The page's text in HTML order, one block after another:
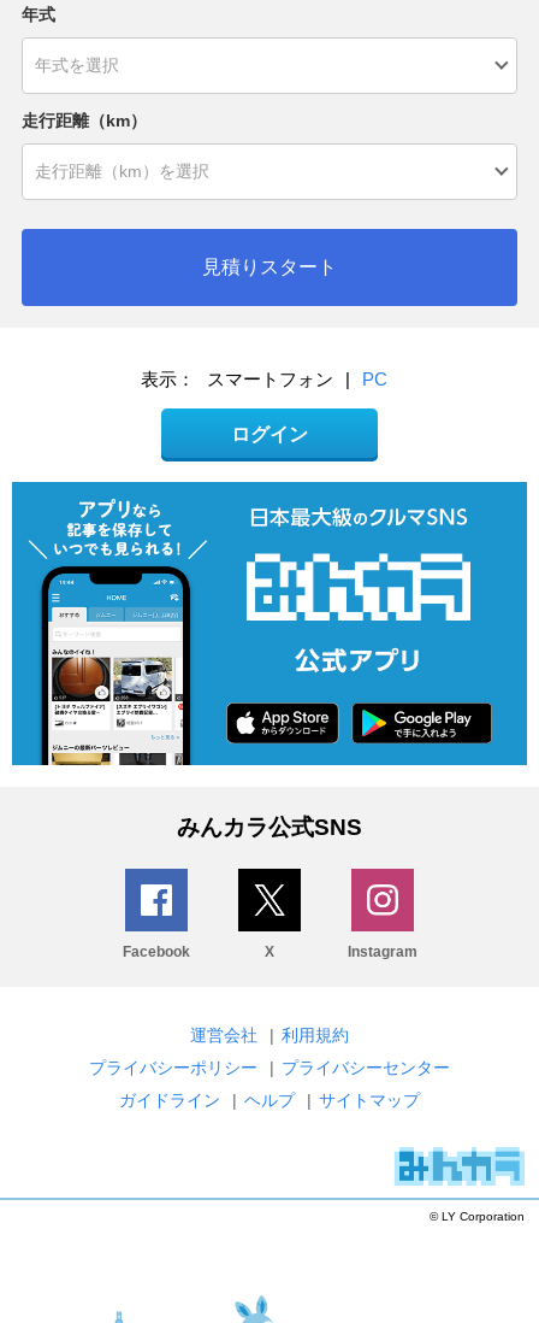
年式
走行距離（km）
見積りスタート
表示： スマートフォン | PC
ログイン
みんカラ公式SNS
Facebook X Instagram
運営会社 | 利用規約
プライバシーポリシー
| プライバシーセンター
ガイドライン
| ヘルプ | サイトマップ
© LY Corporation